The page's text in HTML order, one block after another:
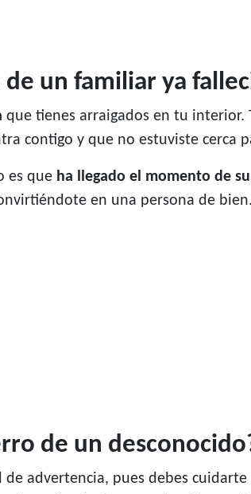
un familiar ya
que tienes arraigados en tu interior.
contigo y que no estuviste cerca
es que ha llegado el momento de
en una persona de bien.
de un
advertencia, pues debes